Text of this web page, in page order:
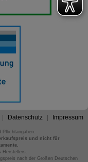
Datenschutz Impressum
Pflichtangaben.
und nicht für
Herstellers.
nach der Großen Deutschen